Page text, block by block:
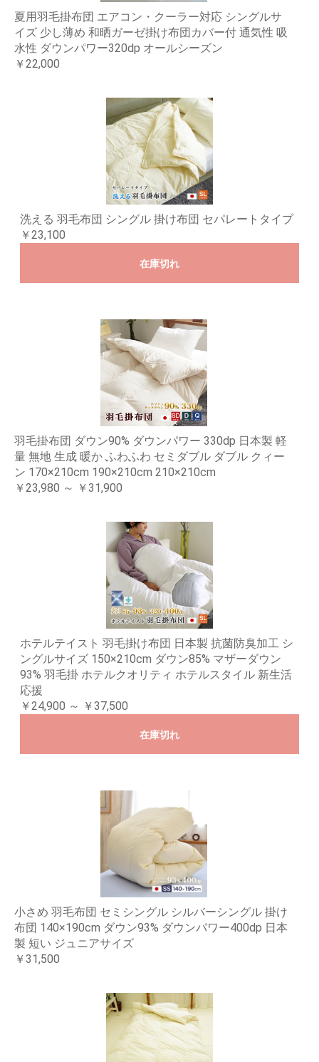
夏用羽毛掛布団 エアコン・クーラー対応 シングルサ
イズ 少し薄め 和晒ガーゼ掛け布団カバー付 通気性 吸
水性 ダウンパワー320dp オールシーズン
￥22,000
洗える 羽毛布団 シングル 掛け布団 セパレートタイプ
￥23,100
在庫切れ
羽毛掛布団 ダウン90% ダウンパワー 330dp 日本製 軽
量 無地 生成 暖か ふわふわ セミダブル ダブル クィー
ン 170×210cm 190×210cm 210×210cm
￥23,980 ～ ￥31,900
ホテルテイスト 羽毛掛け布団 日本製 抗菌防臭加工 シ
ングルサイズ 150×210cm ダウン85% マザーダウン
93% 羽毛掛 ホテルクオリティ ホテルスタイル 新生活
応援
￥24,900 ～ ￥37,500
在庫切れ
小さめ 羽毛布団 セミシングル シルバーシングル 掛け
布団 140×190cm ダウン93% ダウンパワー400dp 日本
製 短い ジュニアサイズ
￥31,500